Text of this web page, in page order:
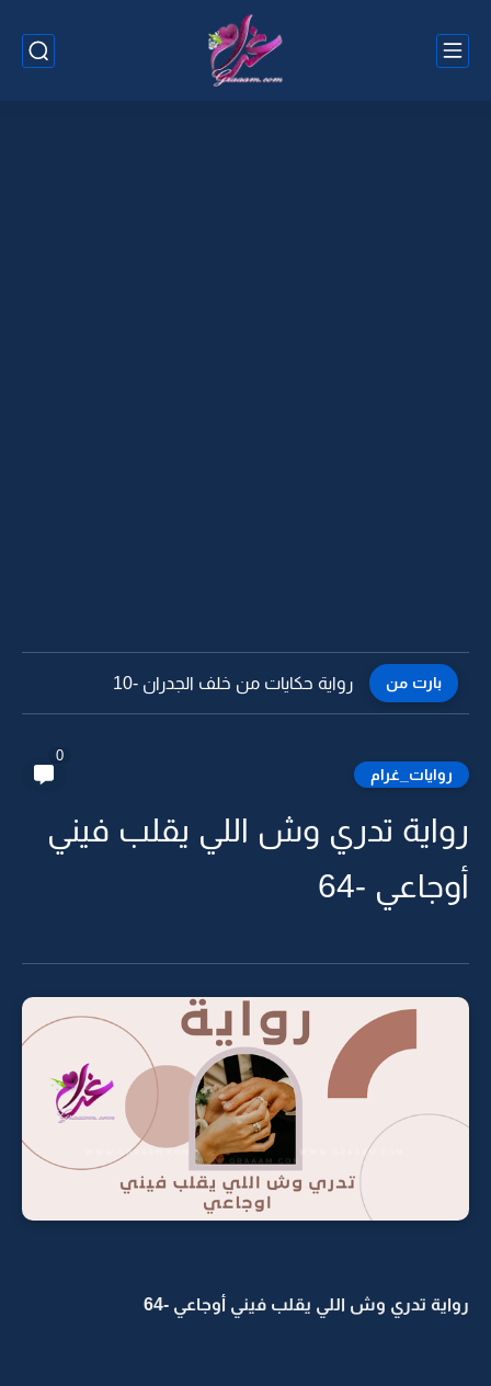
بارت من رواية حكايات من خلف الجدران -9
روايات_غرام
0
رواية تدري وش اللي يقلب فيني
أوجاعي -64
رواية تدري وش اللي يقلب فيني أوجاعي -64